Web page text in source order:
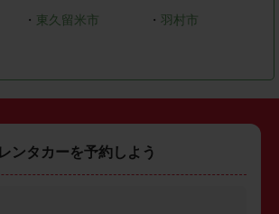
・ 東久留米市 ・羽村市
レンタカーを予約しよう